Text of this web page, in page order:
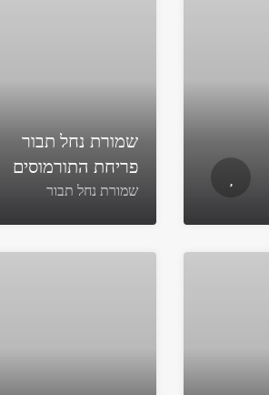
שמורת נחל תבור
פריחת התורמוסים
שמורת נחל תבור